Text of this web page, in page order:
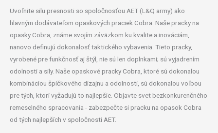
Uvoľnite silu presnosti so spoločnosťou AET (L&Q army) ako
hlavným dodávateľom opaskových praciek Cobra. Naše pracky na
opasky Cobra, známe svojím záväzkom ku kvalite a inováciám,
nanovo definujú dokonalosť taktického vybavenia. Tieto pracky,
vyrobené pre funkčnosť aj štýl, nie sú len doplnkami; sú vyjadrením
odolnosti a sily. Naše opaskové pracky Cobra, ktoré sú dokonalou
kombináciou špičkového dizajnu a odolnosti, sú dokonalou voľbou
pre tých, ktorí vyžadujú to najlepšie. Objavte svet bezkonkurenčného
remeselného spracovania - zabezpečte si pracku na opasok Cobra
od tých najlepších v spoločnosti AET.